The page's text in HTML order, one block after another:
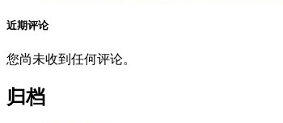
近期评论
您尚未收到任何评论。
归档